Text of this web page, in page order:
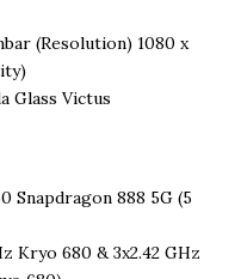
(Resolution) 1080 x
Glass Victus
Snapdragon 888 5G (5
Kryo 680 & 3x2.42 GHz